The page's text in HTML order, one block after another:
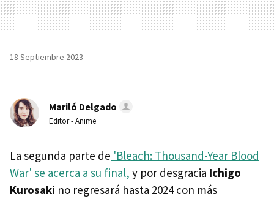
18 Septiembre 2023
Mariló Delgado
Editor - Anime
La segunda parte de 'Bleach: Thousand-Year Blood
War' se acerca a su final, y por desgracia Ichigo
Kurosaki no regresará hasta 2024 con más